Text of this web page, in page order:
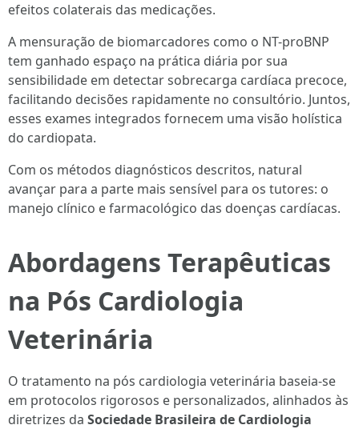
efeitos colaterais das medicações.
A mensuração de biomarcadores como o NT-proBNP
tem ganhado espaço na prática diária por sua
sensibilidade em detectar sobrecarga cardíaca precoce,
facilitando decisões rapidamente no consultório. Juntos,
esses exames integrados fornecem uma visão holística
do cardiopata.
Com os métodos diagnósticos descritos, natural
avançar para a parte mais sensível para os tutores: o
manejo clínico e farmacológico das doenças cardíacas.
Abordagens Terapêuticas
na Pós Cardiologia
Veterinária
O tratamento na pós cardiologia veterinária baseia-se
em protocolos rigorosos e personalizados, alinhados às
diretrizes da Sociedade Brasileira de Cardiologia